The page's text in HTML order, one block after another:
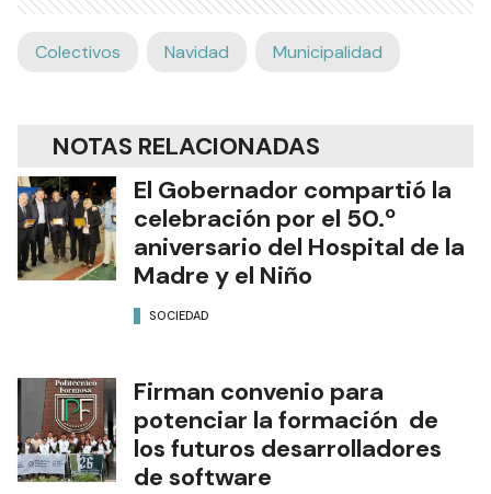
Colectivos Navidad Municipalidad
NOTAS RELACIONADAS
El Gobernador compartió la
celebración por el 50.º
aniversario del Hospital de la
Madre y el Niño
SOCIEDAD
Firman convenio para
potenciar la formación de
los futuros desarrolladores
de software